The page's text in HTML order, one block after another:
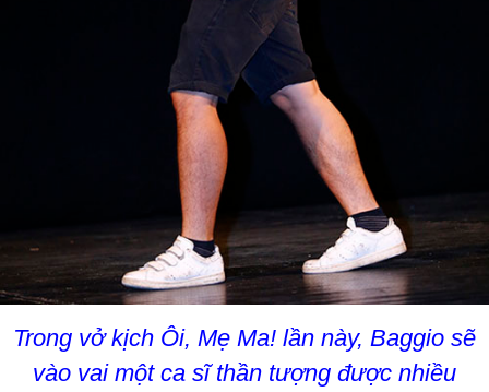
Trong vở kịch Ôi, Mẹ Ma! lần này, Baggio sẽ
vào vai một ca sĩ thần tượng được nhiều